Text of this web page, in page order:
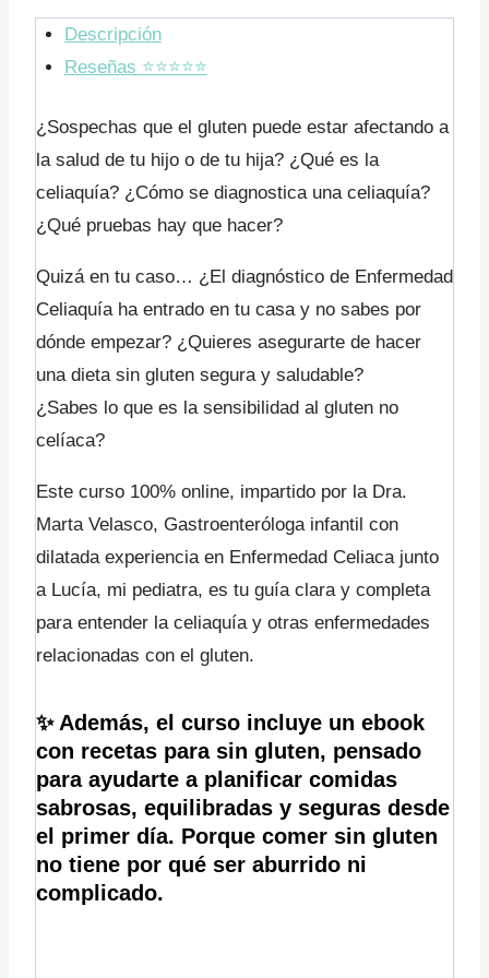
Descripción
Reseñas ⭐️⭐️⭐️⭐️⭐️
¿Sospechas que el gluten puede estar afectando a
la salud de tu hijo o de tu hija? ¿Qué es la
celiaquía? ¿Cómo se diagnostica una celiaquía?
¿Qué pruebas hay que hacer?
Quizá en tu caso… ¿El diagnóstico de Enfermedad
Celiaquía ha entrado en tu casa y no sabes por
dónde empezar? ¿Quieres asegurarte de hacer
una dieta sin gluten segura y saludable?
¿Sabes lo que es la sensibilidad al gluten no
celíaca?
Este curso 100% online, impartido por la Dra.
Marta Velasco, Gastroenteróloga infantil con
dilatada experiencia en Enfermedad Celiaca junto
a Lucía, mi pediatra, es tu guía clara y completa
para entender la celiaquía y otras enfermedades
relacionadas con el gluten.
✨ Además, el curso incluye un ebook
con recetas para sin gluten, pensado
para ayudarte a planificar comidas
sabrosas, equilibradas y seguras desde
el primer día. Porque comer sin gluten
no tiene por qué ser aburrido ni
complicado.